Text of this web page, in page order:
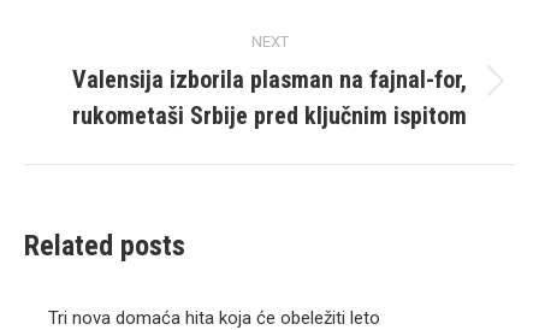
NEXT
Next
post:
Valensija izborila plasman na fajnal-for,
rukometaši Srbije pred ključnim ispitom
Related posts
Tri nova domaća hita koja će obeležiti leto